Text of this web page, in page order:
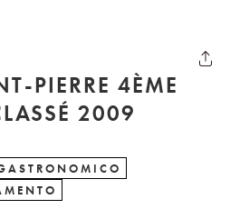
PIERRE 4ÈME
2009